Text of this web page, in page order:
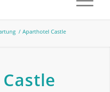
/ Aparthotel Castle